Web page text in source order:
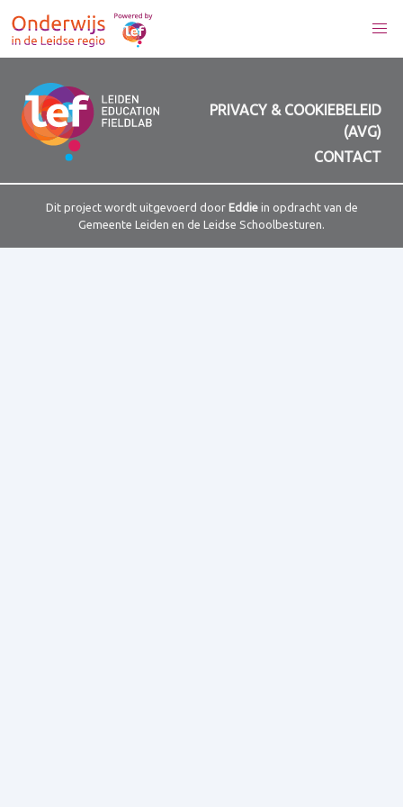
PRIVACY & COOKIEBELEID
(AVG)
CONTACT
Dit project wordt uitgevoerd door Eddiein opdracht van de
Gemeente Leiden en de Leidse Schoolbesturen.